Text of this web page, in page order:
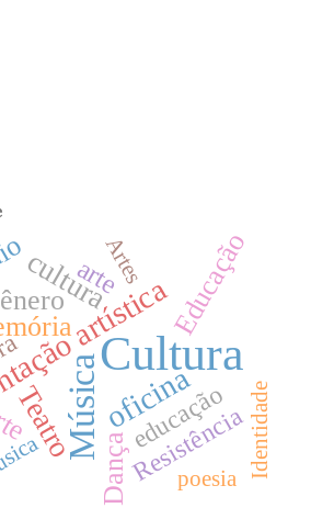
Cultura
Músicaartística
oficina
Teatro
cultura Educação
Dança
arte
Resistência
educação Identidade
Artes
poesia